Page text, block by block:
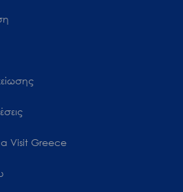
Visit Greece